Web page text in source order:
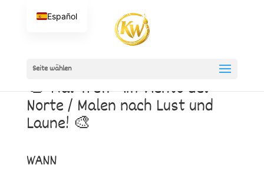
Seite wählen
🎨”Mal-Treff” im Viento del
Norte / Malen nach Lust und
Laune! 🎨
WANN
Español